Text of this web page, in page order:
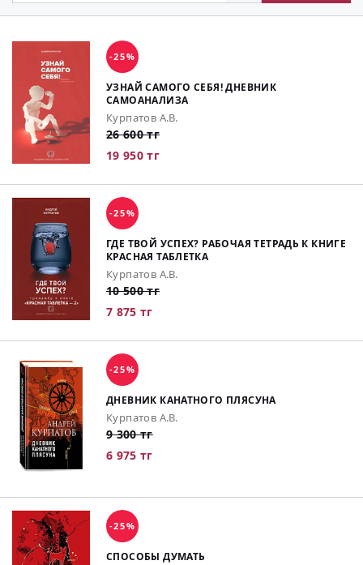
-25%
УЗНАЙ САМОГО СЕБЯ! ДНЕВНИК
САМОАНАЛИЗА
Курпатов А.В.
26 600 тг
19 950 тг
-25%
ГДЕ ТВОЙ УСПЕХ? РАБОЧАЯ ТЕТРАДЬ К КНИГЕ
КРАСНАЯ ТАБЛЕТКА
Курпатов А.В.
10 500 тг
7 875 тг
-25%
ДНЕВНИК КАНАТНОГО ПЛЯСУНА
Курпатов А.В.
9 300 тг
6 975 тг
-25%
СПОСОБЫ ДУМАТЬ